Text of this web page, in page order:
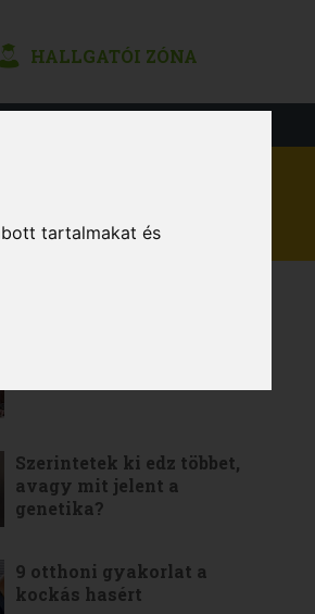
tartalmakat és
HALLGATÓI ZÓNA
Szerintetek ki edz többet,
avagy mit jelent a
genetika?
9 otthoni gyakorlat a
kockás hasért